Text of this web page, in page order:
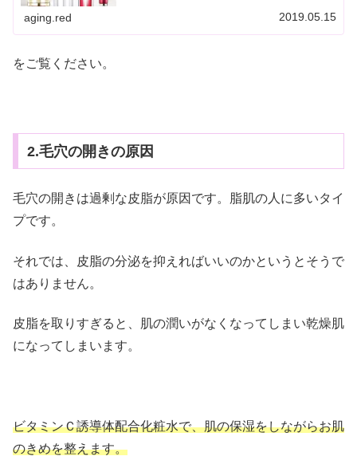
aging.red 2019.05.15
をご覧ください。
2.毛穴の開きの原因
毛穴の開きは過剰な皮脂が原因です。脂肌の人に多いタイ
プです。
それでは、皮脂の分泌を抑えればいいのかというとそうで
はありません。
皮脂を取りすぎると、肌の潤いがなくなってしまい乾燥肌
になってしまいます。
ビタミンＣ誘導体配合化粧水で、肌の保湿をしながらお肌
のきめを整えます。